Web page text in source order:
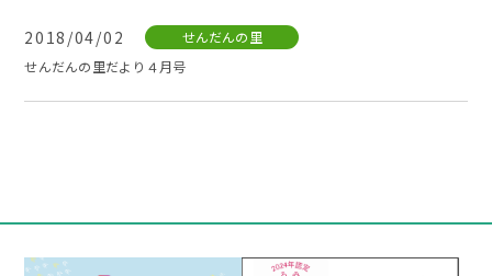
2018/04/02
せんだんの里
せんだんの里だより４月号